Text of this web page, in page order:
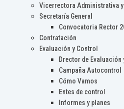
Vicerrectora Administrativa
Secretaría General
Convocatoria Rector
Contratación
Evaluación y Control
Drector de Evaluación
Campaña Autocontrol
Cómo Vamos
Entes de control
Informes y planes